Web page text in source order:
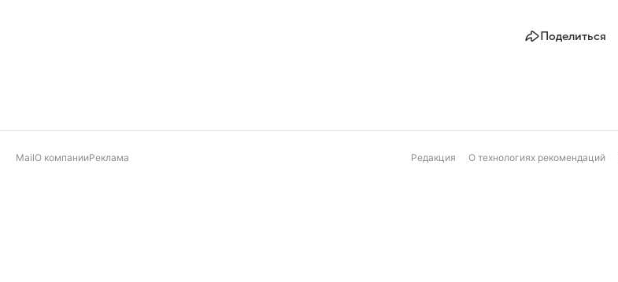
Поделиться
MailО компанииРеклама Редакция О технологиях рекомендаций